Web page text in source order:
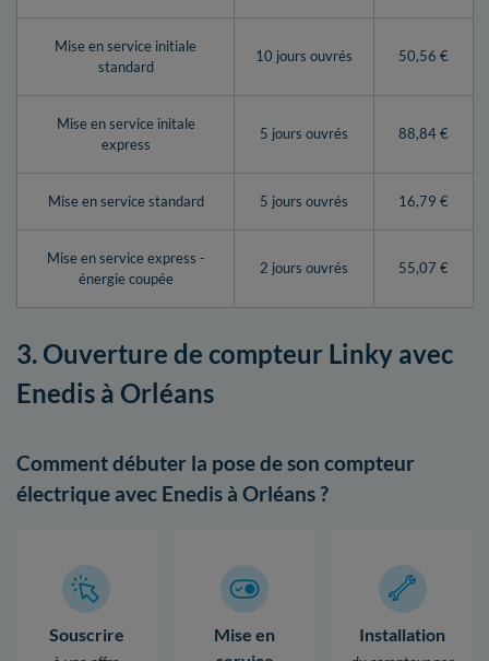
Mise en service initiale
standard
10 jours ouvrés 50,56 €
Mise en service initale
express
5 jours ouvrés 88,84 €
Mise en service standard 5 jours ouvrés 16,79 €
Mise en service express -
énergie coupée
2 jours ouvrés 55,07 €
3. Ouverture de compteur Linky avec
Enedis à Orléans
Comment débuter la pose de son compteur
électrique avec Enedis à Orléans ?
Souscrire
Mise en
Installation